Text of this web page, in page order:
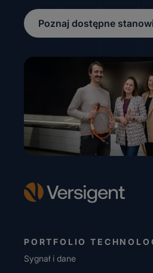
Poznaj dostępne
PORTFOLIO
Sygnał i dane